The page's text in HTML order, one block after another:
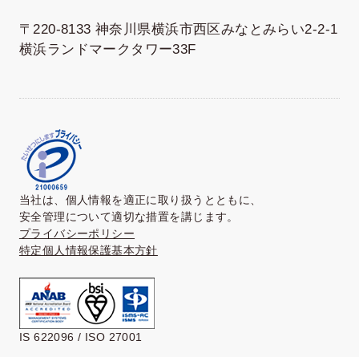
〒220-8133 神奈川県横浜市西区みなとみらい2-2-1
横浜ランドマークタワー33F
当社は、個人情報を適正に取り扱うとともに、
安全管理について適切な措置を講じます。
プライバシーポリシー
特定個人情報保護基本方針
IS 622096 / ISO 27001